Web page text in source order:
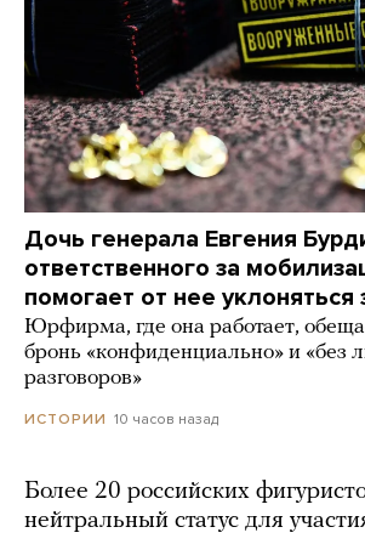
Дочь генерала Евгения
ответственного за
помогает от нее уклоняться
Юрфирма, где она работает,
бронь «конфиденциально» и «без
разговоров»
ИСТОРИИ 10 часов назад
Более 20 российских
нейтральный статус для